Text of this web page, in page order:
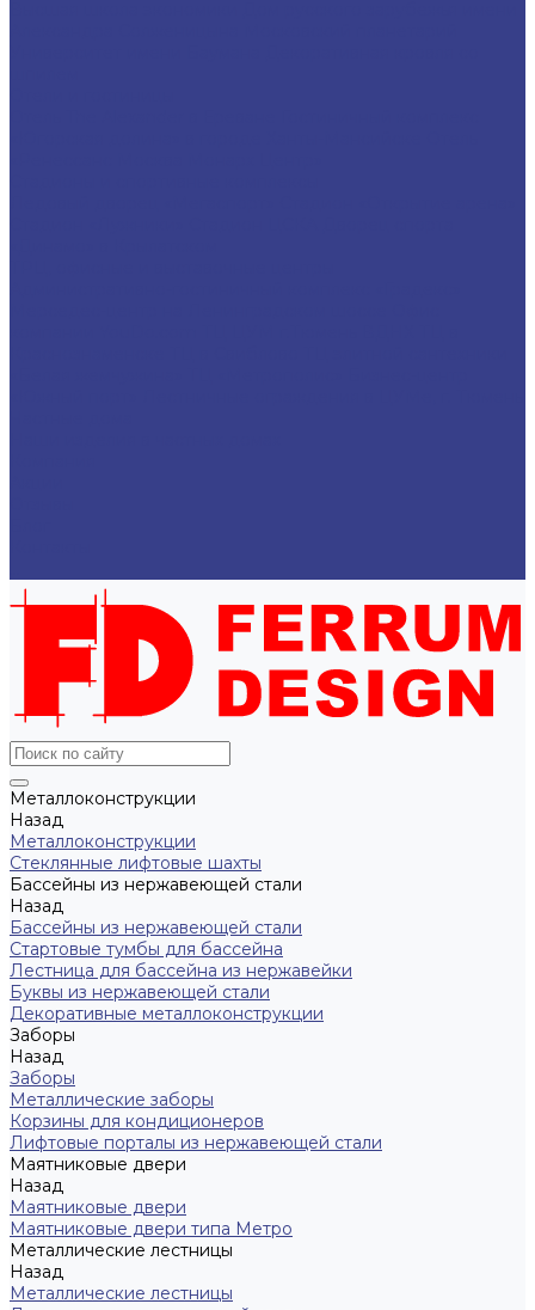
Металлоконструкции
Назад
Металлоконструкции
Cтеклянные лифтовые шахты
Бассейны из нержавеющей стали
Назад
Бассейны из нержавеющей стали
Стартовые тумбы для бассейна
Лестница для бассейна из нержавейки
Буквы из нержавеющей стали
Декоративные металлоконструкции
Заборы
Назад
Заборы
Металлические заборы
Корзины для кондиционеров
Лифтовые порталы из нержавеющей стали
Маятниковые двери
Назад
Маятниковые двери
Маятниковые двери типа Метро
Металлические лестницы
Назад
Металлические лестницы